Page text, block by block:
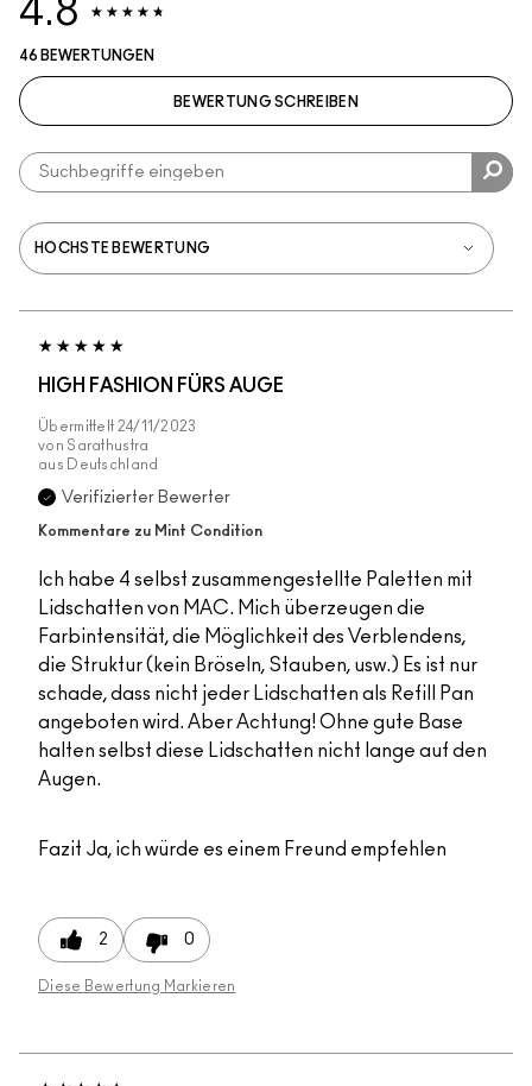
4.8
46 BEWERTUNGEN
BEWERTUNG SCHREIBEN
HIGH FASHION FÜRS AUGE
Übermittelt 24/11/2023
von Sarathustra
aus
Deutschland
Verifizierter Bewerter
Kommentare zu Mint Condition
Ich habe 4 selbst zusammengestellte Paletten mit
Lidschatten von MAC. Mich überzeugen die
Farbintensität, die Möglichkeit des Verblendens,
die Struktur (kein Bröseln, Stauben, usw.) Es ist nur
schade, dass nicht jeder Lidschatten als Refill Pan
angeboten wird. Aber Achtung! Ohne gute Base
halten selbst diese Lidschatten nicht lange auf den
Augen.
Fazit Ja, ich würde es einem Freund empfehlen
2 0
Diese Bewertung Markieren